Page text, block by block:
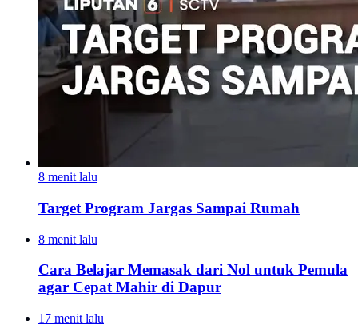
8 menit lalu
Target Program Jargas Sampai Rumah
8 menit lalu
Cara Belajar Memasak dari Nol untuk Pemula
agar Cepat Mahir di Dapur
17 menit lalu